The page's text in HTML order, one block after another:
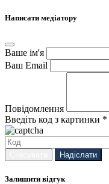
Написати медіатору
Ваше ім'я
Ваш Email
Повідомлення
Введіть код з картинки *
Надіслати
Залишити відгук